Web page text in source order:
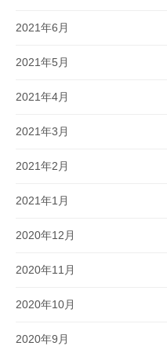
2021年6月
2021年5月
2021年4月
2021年3月
2021年2月
2021年1月
2020年12月
2020年11月
2020年10月
2020年9月